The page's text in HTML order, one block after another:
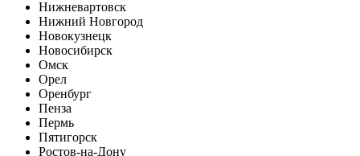
Нижневартовск
Нижний Новгород
Новокузнецк
Новосибирск
Омск
Орел
Оренбург
Пенза
Пермь
Пятигорск
Ростов-на-Дону